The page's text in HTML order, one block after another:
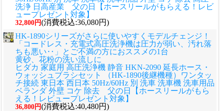
洗浄 日高産業 父の日【ホースリールがもらえる！レビ
ュープレゼント対象】
32,800円(消費税込:36,080円)
HK-1890シリーズがさらに使いやすくモデルチェンジ！
「コードレス・充電式高圧洗浄機は圧力が弱い、汚れ落
ちも悪い‥」とご不満の方におススメの1台
黄砂、花粉の洗い流しに
ヒダカ 家庭用 高圧洗浄機 静音 HKN-2090 延長ホース・
ウォッシュブラシセット （HK-1890後継機種）ワンタッ
チ接続 東日本 西日本 50Hz/60Hz 別 洗車 洗車機 洗車用品
ベランダ 外壁 コケ 除去 父の日【ホースリールがもら
える！レビュープレゼント対象】
36,800円(消費税込:40,480円)